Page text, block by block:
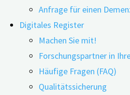
Anfrage für einen
Digitales Register
Machen Sie mit!
Forschungspartner in
Häufige Fragen (FAQ)
Qualitätssicherung